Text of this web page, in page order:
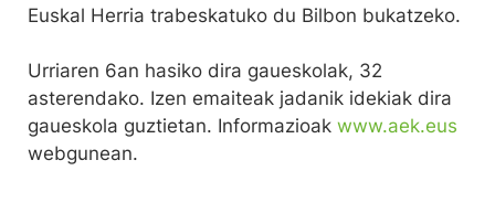
Euskal Herria trabeskatuko du Bilbon bukatzeko.
Urriaren 6an hasiko dira gaueskolak, 32
asterendako. Izen emaiteak jadanik idekiak dira
gaueskola guztietan. Informazioak www.aek.eus
webgunean.